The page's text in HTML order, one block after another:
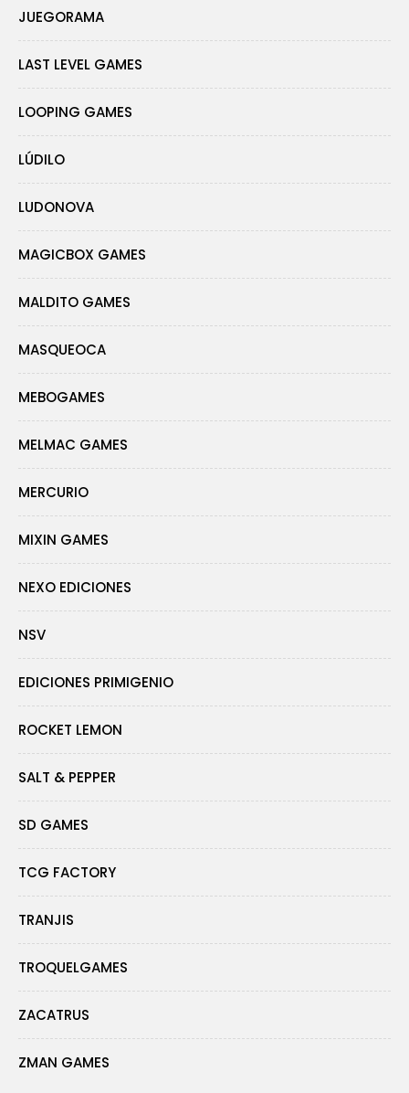
JUEGORAMA
LAST LEVEL GAMES
LOOPING GAMES
LÚDILO
LUDONOVA
MAGICBOX GAMES
MALDITO GAMES
MASQUEOCA
MEBOGAMES
MELMAC GAMES
MERCURIO
MIXIN GAMES
NEXO EDICIONES
NSV
EDICIONES PRIMIGENIO
ROCKET LEMON
SALT & PEPPER
SD GAMES
TCG FACTORY
TRANJIS
TROQUELGAMES
ZACATRUS
ZMAN GAMES